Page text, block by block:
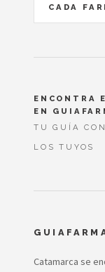
CADA
ENCONTRA
EN
TU GUÍA
LOS TUYOS
Catamarca se